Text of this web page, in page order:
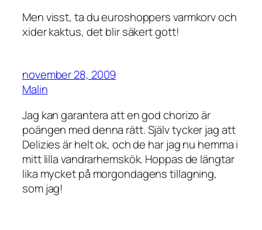
Men visst, ta du euroshoppers varmkorv och
xider kaktus, det blir säkert gott!
november 28, 2009
Malin
Jag kan garantera att en god chorizo är
poängen med denna rätt. Själv tycker jag att
Delizies är helt ok, och de har jag nu hemma i
mitt lilla vandrarhemskök. Hoppas de längtar
lika mycket på morgondagens tillagning,
som jag!